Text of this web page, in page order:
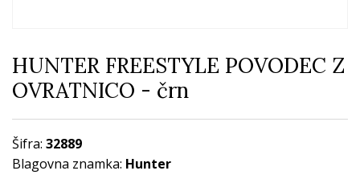
HUNTER FREESTYLE POVODEC Z
OVRATNICO - črn
Šifra: 32889
Blagovna znamka: Hunter